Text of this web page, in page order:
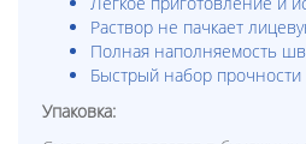
Раствор не пачкает
Полная наполняемость
Быстрый набор прочности
Упаковка: